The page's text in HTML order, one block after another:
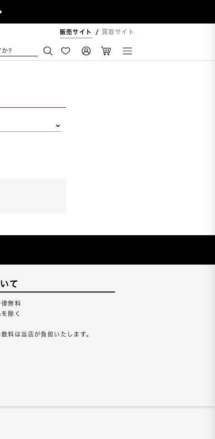
販売サイト 買取サイト
か?
て
無料
除く
料は当店が負担いたします。